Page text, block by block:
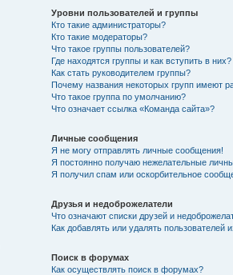
Уровни пользователей и группы
Кто такие администраторы?
Кто такие модераторы?
Что такое группы пользователей?
Где находятся группы и как вступить в них?
Как стать руководителем группы?
Почему названия некоторых групп имеют
Что такое группа по умолчанию?
Что означает ссылка «Команда сайта»?
Личные сообщения
Я не могу отправлять личные сообщения!
Я постоянно получаю нежелательные
Я получил спам или оскорбительное
Друзья и недоброжелатели
Что означают списки друзей и
Как добавлять или удалять пользователей
Поиск в форумах
Как осуществлять поиск в форумах?